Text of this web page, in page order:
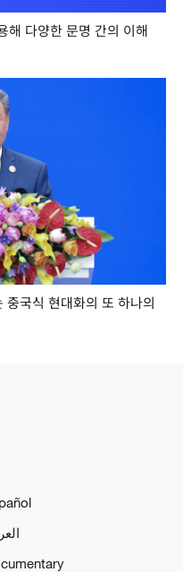
해 다양한 문명 간의 이해
국식 현대화의 또 하나의